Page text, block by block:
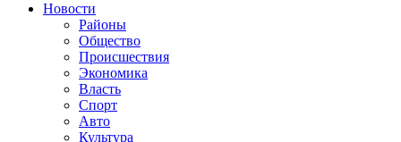
Новости
Районы
Общество
Происшествия
Экономика
Власть
Спорт
Авто
Культура